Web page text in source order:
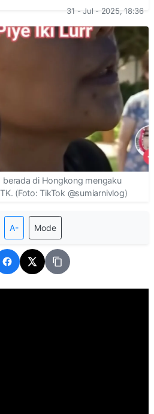
31 - Jul - 2025, 18:36
berada di Hongkong mengaku
(Foto: TikTok @sumiarnivlog)
A- Mode